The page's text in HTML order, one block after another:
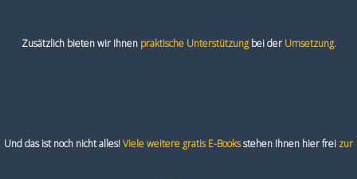
Zusätzlich bieten wir Ihnen praktische Unterstützungbei der Umsetzung.
Und das ist noch nicht alles!Viele weitere gratis E-Booksstehen Ihnen hier frei zur